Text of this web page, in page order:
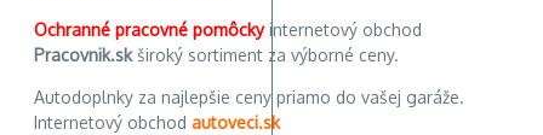
Ochranné pracovné pomôckyinternetový obchod
Pracovnik.skširoký sortiment za výborné ceny.
Autodoplnky za najlepšie ceny priamo do vašej garáže.
Internetový obchod autoveci.sk